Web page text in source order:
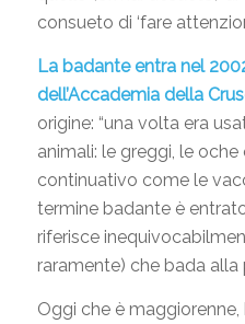
consueto di ‘fare
La badante entra nel
dell’Accademia della
origine: “una volta era
animali: le greggi, le
continuativo come le
termine badante è
riferisce
raramente) che bada alla
Oggi che è